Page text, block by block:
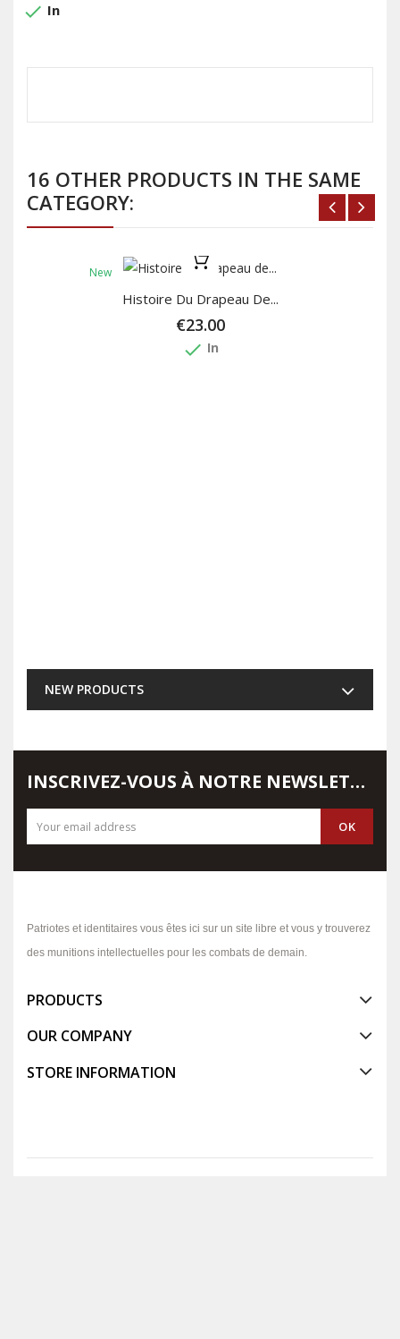
done In
16 OTHER PRODUCTS IN THE SAME
CATEGORY:
New
Histoire Du Drapeau De...
€23.00
done In
NEW PRODUCTS
INSCRIVEZ-VOUS À NOTRE NEWSLETTER
Patriotes et identitaires vous êtes ici sur un site libre et vous y trouverez
des munitions intellectuelles pour les combats de demain.
PRODUCTS
OUR COMPANY
STORE INFORMATION